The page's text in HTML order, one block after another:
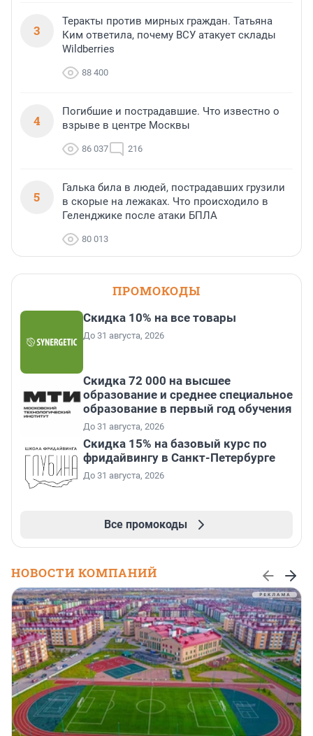
3
Теракты против мирных граждан. Татьяна
Ким ответила, почему ВСУ атакует склады
Wildberries
88 400
4
Погибшие и пострадавшие. Что известно о
взрыве в центре Москвы
86 037 216
5
Галька била в людей, пострадавших грузили
в скорые на лежаках. Что происходило в
Геленджике после атаки БПЛА
80 013
ПРОМОКОДЫ
Скидка 10% на все товары
До 31 августа, 2026
Скидка 72 000 на высшее
образование и среднее специальное
образование в первый год обучения
До 31 августа, 2026
Скидка 15% на базовый курс по
фридайвингу в Санкт-Петербурге
До 31 августа, 2026
Все промокоды
НОВОСТИ КОМПАНИЙ